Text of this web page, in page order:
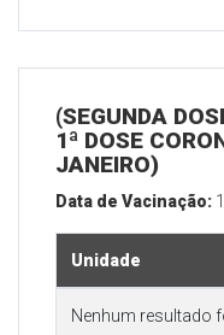
(SEGUNDA
1ª DOSE
JANEIRO)
Data de Vacinação:
Unidade
Nenhum resultado